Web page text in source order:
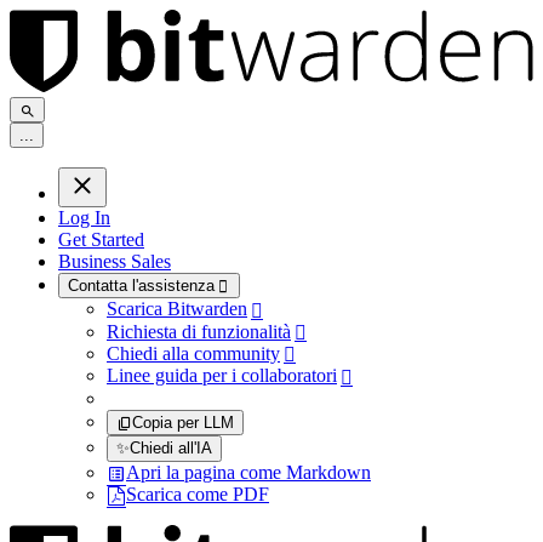
...
Log In
Get Started
Business Sales
Contatta l'assistenza 
Scarica Bitwarden 
Richiesta di funzionalità 
Chiedi alla community 
Linee guida per i collaboratori 
Copia per LLM
✨Chiedi all'IA
Apri la pagina come Markdown
Scarica come PDF